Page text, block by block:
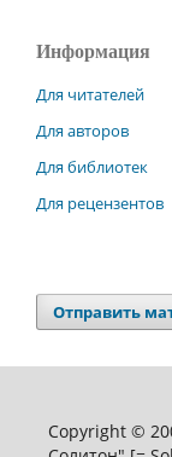
Информация
Для читателей
Для авторов
Для библиотек
Для рецензентов
Отправить
Copyright ©